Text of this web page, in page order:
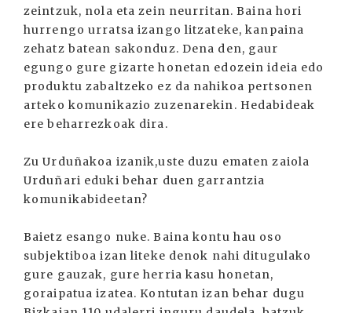
zeintzuk, nola eta zein neurritan. Baina hori
hurrengo urratsa izango litzateke, kanpaina
zehatz batean sakonduz. Dena den, gaur
egungo gure gizarte honetan edozein ideia edo
produktu zabaltzeko ez da nahikoa pertsonen
arteko komunikazio zuzenarekin. Hedabideak
ere beharrezkoak dira.
Zu Urduñakoa izanik,uste duzu ematen zaiola
Urduñari eduki behar duen garrantzia
komunikabideetan?
Baietz esango nuke. Baina kontu hau oso
subjektiboa izan liteke denok nahi ditugulako
gure gauzak, gure herria kasu honetan,
goraipatua izatea. Kontutan izan behar dugu